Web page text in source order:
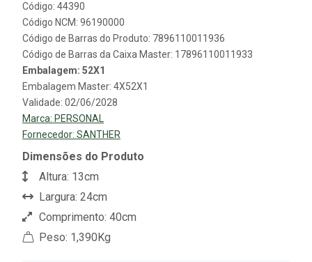
Código: 44390
Código NCM: 96190000
Código de Barras do Produto: 7896110011936
Código de Barras da Caixa Master: 17896110011933
Embalagem: 52X1
Embalagem Master: 4X52X1
Validade: 02/06/2028
Marca: PERSONAL
Fornecedor: SANTHER
Dimensões do Produto
Altura: 13cm
Largura: 24cm
Comprimento: 40cm
Peso: 1,390Kg